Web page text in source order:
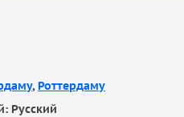
, Роттердаму
Русский